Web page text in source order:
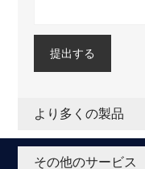
提出する
より多くの製品
その他のサービス